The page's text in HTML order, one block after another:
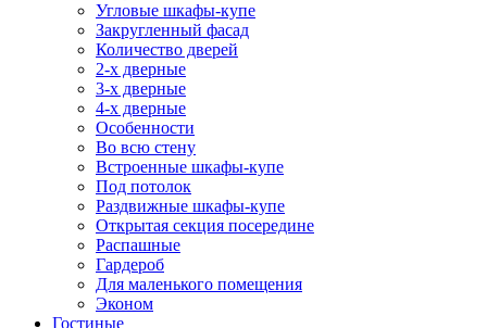
Угловые шкафы-купе
Закругленный фасад
Количество дверей
2-х дверные
3-х дверные
4-х дверные
Особенности
Во всю стену
Встроенные шкафы-купе
Под потолок
Раздвижные шкафы-купе
Открытая секция посередине
Распашные
Гардероб
Для маленького помещения
Эконом
Гостиные